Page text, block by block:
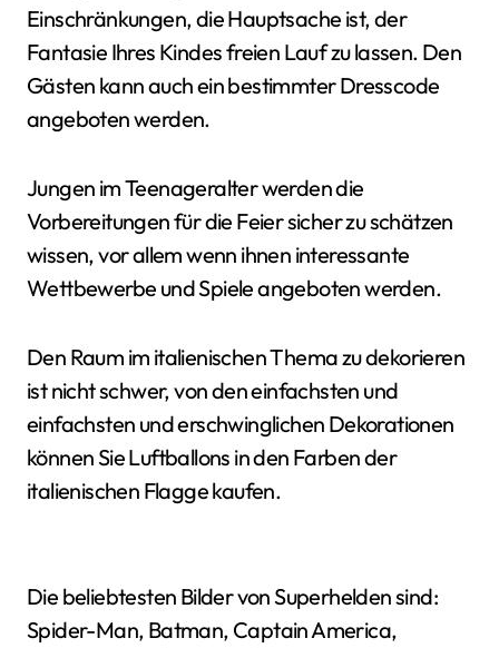
Einschränkungen, die Hauptsache ist, der
Fantasie Ihres Kindes freien Lauf zu lassen. Den
Gästen kann auch ein bestimmter Dresscode
angeboten werden.
Jungen im Teenageralter werden die
Vorbereitungen für die Feier sicher zu schätzen
wissen, vor allem wenn ihnen interessante
Wettbewerbe und Spiele angeboten werden.
Den Raum im italienischen Thema zu dekorieren
ist nicht schwer, von den einfachsten und
einfachsten und erschwinglichen Dekorationen
können Sie Luftballons in den Farben der
italienischen Flagge kaufen.
Die beliebtesten Bilder von Superhelden sind:
Spider-Man, Batman, Captain America,